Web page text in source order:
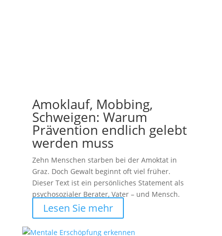
Amoklauf, Mobbing,
Schweigen: Warum
Prävention endlich gelebt
werden muss
Zehn Menschen starben bei der Amoktat in
Graz. Doch Gewalt beginnt oft viel früher.
Dieser Text ist ein persönliches Statement als
psychosozialer Berater, Vater – und Mensch.
Lesen Sie mehr